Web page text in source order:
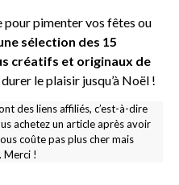
pour pimenter vos fêtes ou
sélection des 15
créatifs et originaux de
le plaisir jusqu’à Noël !
des liens affiliés, c’est-à-dire
achetez un article après avoir
coûte pas plus cher mais
Merci !